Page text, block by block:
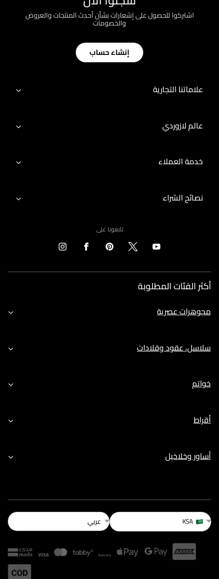
اشتركوا للحصول على إشعارات بشأن أحدث المنتجات والعروض
والخصومات
إنشاء حساب
علاماتنا التجارية
عالم لازوردي
خدمة العملاء
نصائح الشراء
تابعونا على
أكثر الفئات المطلوبة
مجوهرات عصرية
سلاسل، عقود وقلادات
خواتم
أقراط
أساور وخلاخيل
KSA عربي